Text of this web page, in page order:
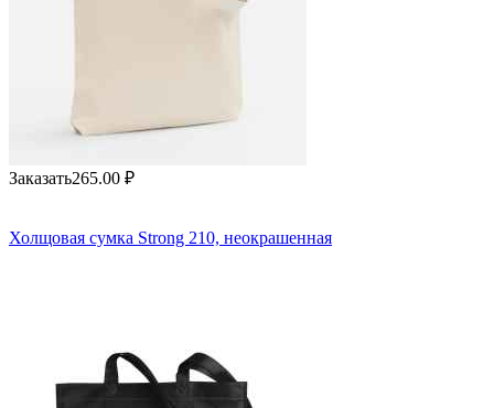
Заказать265.00 ₽
Холщовая сумка Strong 210, неокрашенная